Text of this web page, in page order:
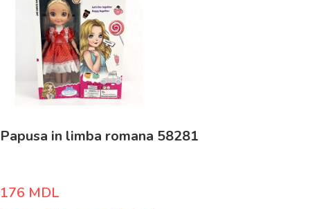
Papusa in limba romana 58281
176 MDL